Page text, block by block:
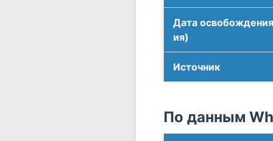
Дата
ия)
Источник
По данным